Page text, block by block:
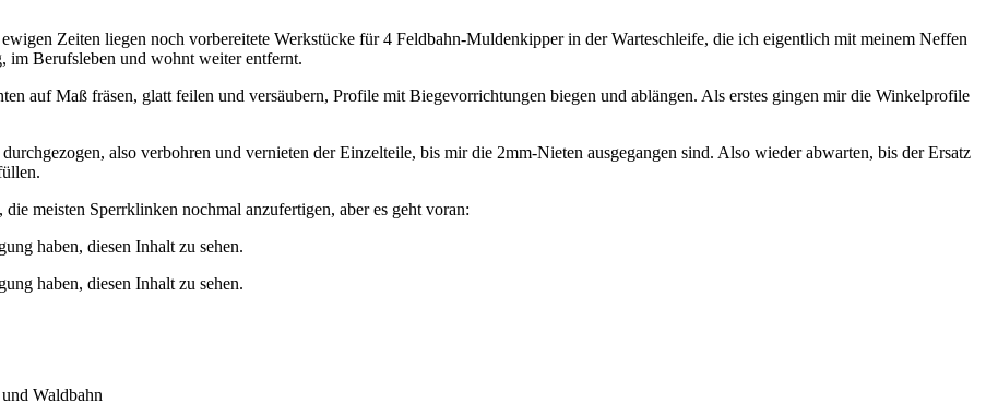
Zeiten liegen noch vorbereitete Werkstücke für 4 Feldbahn-Muldenkipper in der Warteschleife, die ich eigentlich mit meinem Neffen
Berufsleben und wohnt weiter entfernt.
auf Maß fräsen, glatt feilen und versäubern, Profile mit Biegevorrichtungen biegen und ablängen. Als erstes gingen mir die Winkelprofile
also verbohren und vernieten der Einzelteile, bis mir die 2mm-Nieten ausgegangen sind. Also wieder abwarten, bis der Ersatz
meisten Sperrklinken nochmal anzufertigen, aber es geht voran:
haben, diesen Inhalt zu sehen.
haben, diesen Inhalt zu sehen.
Waldbahn